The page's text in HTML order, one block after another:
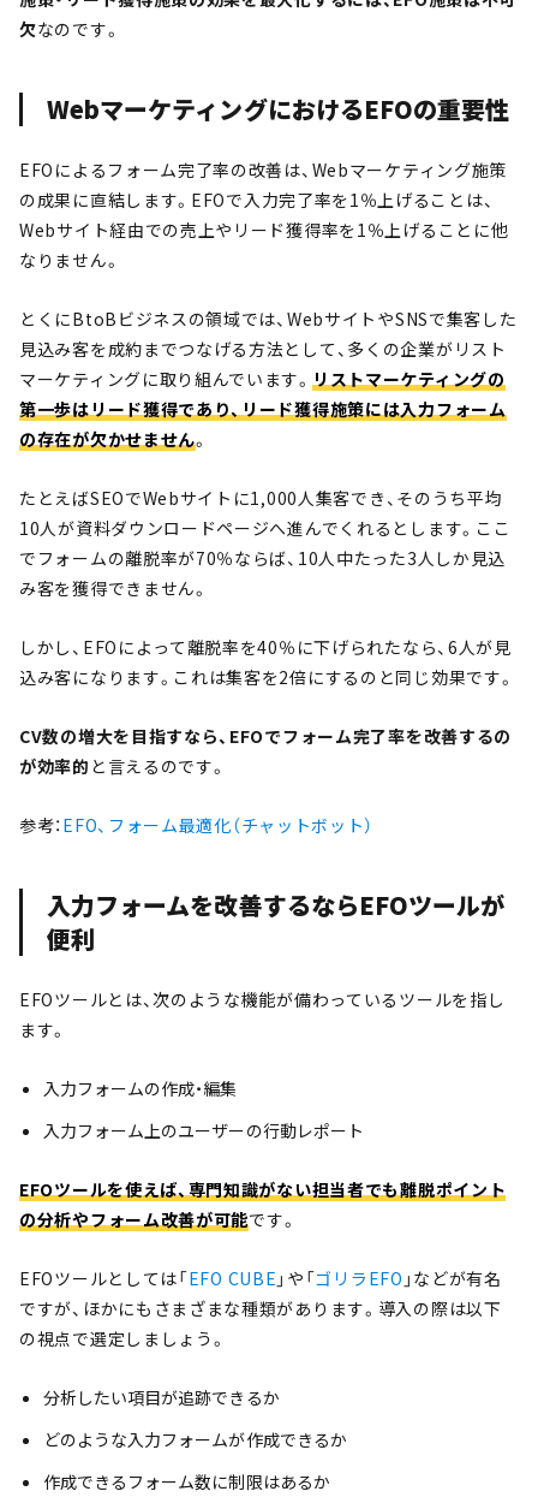
欠なのです。
WebマーケティングにおけるEFOの重要性
EFOによるフォーム完了率の改善は、Webマーケティング施策
の成果に直結します。 EFOで入力完了率を1％上げることは、
Webサイト経由での売上やリード獲得率を1％上げることに他
なりません。
とくにBtoBビジネスの領域では、WebサイトやSNSで集客した
見込み客を成約までつなげる方法として、多くの企業がリスト
マーケティングに取り組んでいます。 リストマーケティングの
第一歩はリード獲得であり、リード獲得施策には入力フォーム
の存在が欠かせません。
たとえばSEOでWebサイトに1,000人集客でき、そのうち平均
10人が資料ダウンロードページへ進んでくれるとします。ここ
でフォームの離脱率が70％ならば、10人中たった3人しか見込
み客を獲得できません。
しかし、EFOによって離脱率を40％に下げられたなら、6人が見
込み客になります。これは集客を2倍にするのと同じ効果です。
CV数の増大を目指すなら、EFOでフォーム完了率を改善するの
が効率的 と言えるのです。
参考：EFO、フォーム最適化（チャットボット）
入力フォームを改善するならEFOツールが
便利
EFOツールとは、次のような機能が備わっているツールを指し
ます。
入力フォームの作成・編集
入力フォーム上のユーザーの行動レポート
EFOツールを使えば、専門知識がない担当者でも離脱ポイント
の分析やフォーム改善が可能です。
EFOツールとしては「EFO CUBE 」や「ゴリラEFO 」などが有名
ですが、ほかにもさまざまな種類があります。導入の際は以下
の視点で選定しましょう。
分析したい項目が追跡できるか
どのような入力フォームが作成できるか
作成できるフォーム数に制限はあるか